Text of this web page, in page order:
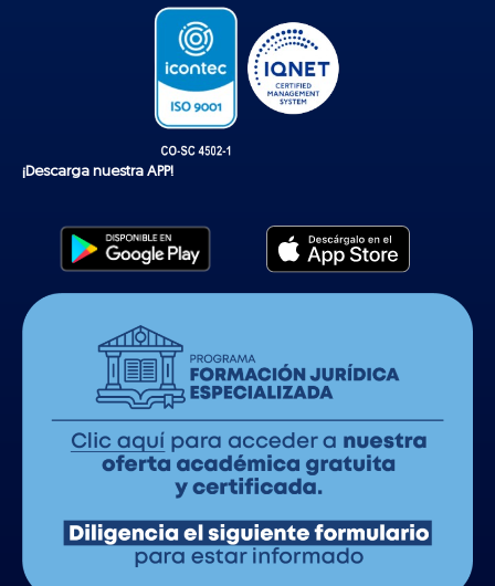
¡Descarga nuestra APP!